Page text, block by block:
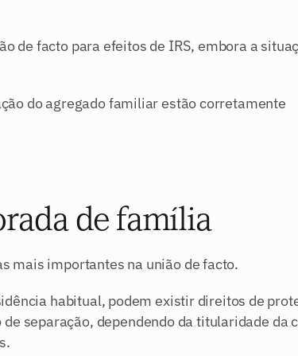
de facto para efeitos de IRS, embora a
do agregado familiar estão corretamente
de família
mais importantes na união de facto.
habitual, podem existir direitos de
separação, dependendo da titularidade da